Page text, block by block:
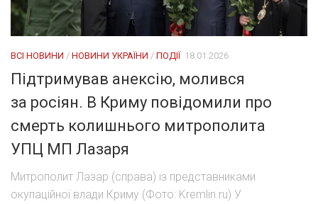
ВСІ НОВИНИ / НОВИНИ УКРАЇНИ / ПОДІЇ 18.01.2026
Підтримував анексію, молився
за росіян. В Криму повідомили про
смерть колишнього митрополита
УПЦ МП Лазаря
Митрополит Лазар (справа) із представниками
окупаційної влади Криму (Фото: Kremlin.ru) У